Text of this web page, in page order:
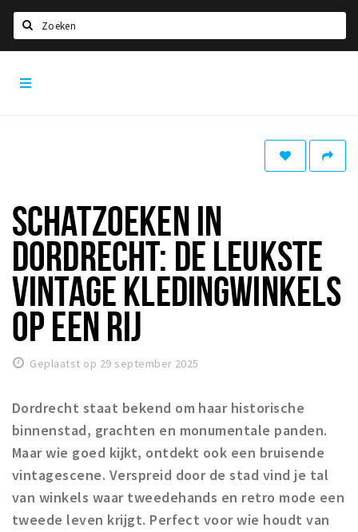
Home
Leuke tips & trends
Interviews
Eten
Drinken
Slapen
Recreatief
Winkels
Winkelgebieden
Parkeren
Bezienswaardigheden
Musea, theaters & podia
SCHATZOEKEN IN
DORDRECHT: DE LEUKSTE
VINTAGE KLEDINGWINKELS
OP EEN RIJ
Geplaatst op 29 september 2025
Dordrecht staat bekend om haar historische
binnenstad, grachten en monumentale panden.
Maar wie goed kijkt, ontdekt ook een bruisende
vintagescene. Verspreid door de stad vind je tal
van winkels waar tweedehands en retro mode een
tweede leven krijgt. Perfect voor wie houdt van